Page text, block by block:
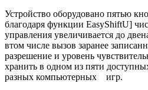
Устройство оборудовано пятью
благо­даря функции EasyShiftU]
управления увели­чивается до
втом числе вызов зара­нее
разрешение и уровень
хранить в одном из пяти
разных компьютерных игр.